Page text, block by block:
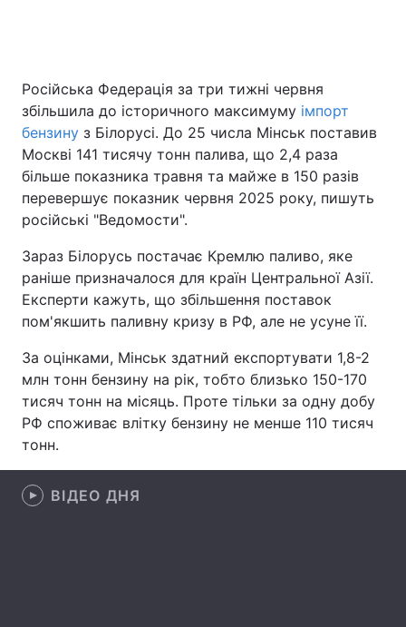
Україна Політика
Економіка
Спорт Наука
Техно і зв'язок
Зброя Інциденти
Здоров'я Туризм
Екологія Регіони
Лонгріди
Відео з Youtube
Російська Федерація за три тижні червня
збільшила до історичного максимуму імпорт
бензину з Білорусі. До 25 числа Мінськ поставив
Москві 141 тисячу тонн палива, що 2,4 раза
більше показника травня та майже в 150 разів
перевершує показник червня 2025 року, пишуть
російські "Ведомости".
Зараз Білорусь постачає Кремлю паливо, яке
раніше призначалося для країн Центральної Азії.
Експерти кажуть, що збільшення поставок
пом'якшить паливну кризу в РФ, але не усуне її.
За оцінками, Мінськ здатний експортувати 1,8-2
млн тонн бензину на рік, тобто близько 150-170
тисяч тонн на місяць. Проте тільки за одну добу
РФ споживає влітку бензину не менше 110 тисяч
тонн.
ВІДЕО ДНЯ